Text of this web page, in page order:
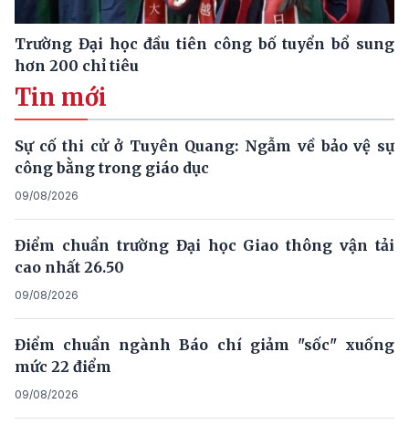
Trường Đại học đầu tiên công bố tuyển bổ sung
hơn 200 chỉ tiêu
Tin mới
Sự cố thi cử ở Tuyên Quang: Ngẫm về bảo vệ sự
công bằng trong giáo dục
09/08/2026
Điểm chuẩn trường Đại học Giao thông vận tải
cao nhất 26.50
09/08/2026
Điểm chuẩn ngành Báo chí giảm "sốc" xuống
mức 22 điểm
09/08/2026